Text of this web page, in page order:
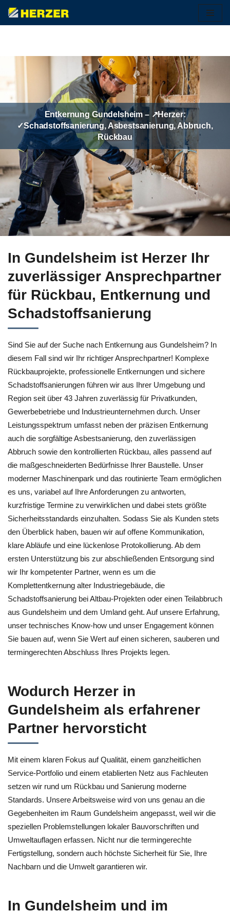
Zum
Entkernung Gundelsheim – ↗️Herzer:
✓Schadstoffsanierung, Asbestsanierung, Abbruch,
Rückbau
In Gundelsheim ist Herzer Ihr
zuverlässiger Ansprechpartner
für Rückbau, Entkernung und
Schadstoffsanierung
Sind Sie auf der Suche nach Entkernung aus Gundelsheim? In
diesem Fall sind wir Ihr richtiger Ansprechpartner! Komplexe
Rückbauprojekte, professionelle Entkernungen und sichere
Schadstoffsanierungen führen wir aus Ihrer Umgebung und
Region seit über 43 Jahren zuverlässig für Privatkunden,
Gewerbebetriebe und Industrieunternehmen durch. Unser
Leistungsspektrum umfasst neben der präzisen Entkernung
auch die sorgfältige Asbestsanierung, den zuverlässigen
Abbruch sowie den kontrollierten Rückbau, alles passend auf
die maßgeschneiderten Bedürfnisse Ihrer Baustelle. Unser
moderner Maschinenpark und das routinierte Team ermöglichen
es uns, variabel auf Ihre Anforderungen zu antworten,
kurzfristige Termine zu verwirklichen und dabei stets größte
Sicherheitsstandards einzuhalten. Sodass Sie als Kunden stets
den Überblick haben, bauen wir auf offene Kommunikation,
klare Abläufe und eine lückenlose Protokollierung. Ab dem
ersten Unterstützung bis zur abschließenden Entsorgung sind
wir Ihr kompetenter Partner, wenn es um die
Komplettentkernung alter Industriegebäude, die
Schadstoffsanierung bei Altbau-Projekten oder einen Teilabbruch
aus Gundelsheim und dem Umland geht. Auf unsere Erfahrung,
unser technisches Know-how und unser Engagement können
Sie bauen auf, wenn Sie Wert auf einen sicheren, sauberen und
termingerechten Abschluss Ihres Projekts legen.
Wodurch Herzer in
Gundelsheim als erfahrener
Partner hervorsticht
Mit einem klaren Fokus auf Qualität, einem ganzheitlichen
Service-Portfolio und einem etablierten Netz aus Fachleuten
setzen wir rund um Rückbau und Sanierung moderne
Standards. Unsere Arbeitsweise wird von uns genau an die
Gegebenheiten im Raum Gundelsheim angepasst, weil wir die
speziellen Problemstellungen lokaler Bauvorschriften und
Umweltauflagen erfassen. Nicht nur die termingerechte
Fertigstellung, sondern auch höchste Sicherheit für Sie, Ihre
Nachbarn und die Umwelt garantieren wir.
In Gundelsheim und im